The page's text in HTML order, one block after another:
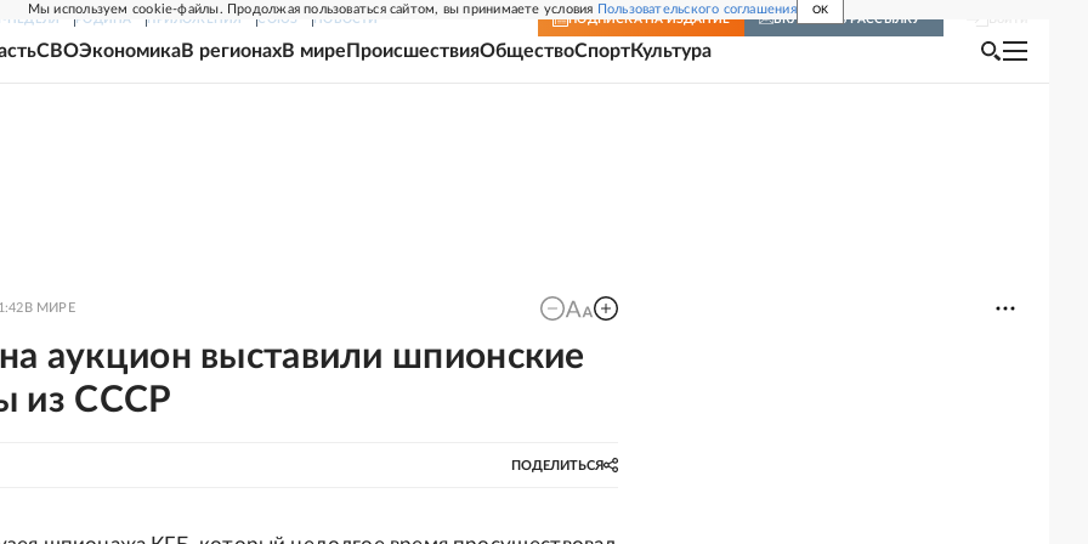
Мы используем cookie-файлы. Продолжая пользоваться сайтом, вы принимаете условия Пользовательского соглашения OK
НЕДЕЛЯ РОДИНА ПРИЛОЖЕНИЯ СОЮЗ НОВОСТИ ПОДПИСКА НА ИЗДАНИЕ ВКЛЮЧИТЬ РАССЫЛКУ
СВОЭкономикаВ регионахВ мире ПроисшествияОбществоСпортКультура
В МИРЕ
аукцион выставили шпионские
из СССР
ПОДЕЛИТЬСЯ